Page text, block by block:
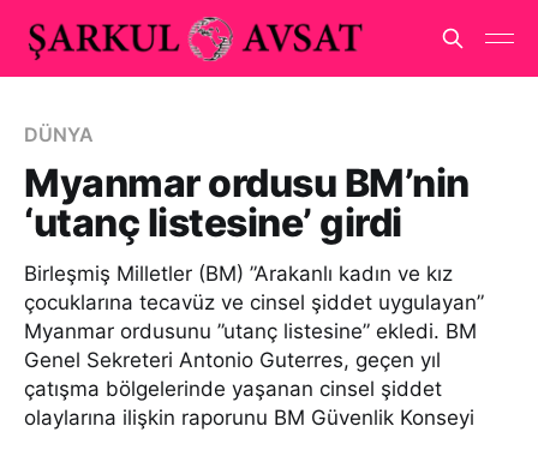
DÜNYA
Myanmar ordusu BM’nin
‘utanç listesine’ girdi
Birleşmiş Milletler (BM) ”Arakanlı kadın ve kız
çocuklarına tecavüz ve cinsel şiddet uygulayan”
Myanmar ordusunu ”utanç listesine” ekledi. BM
Genel Sekreteri Antonio Guterres, geçen yıl
çatışma bölgelerinde yaşanan cinsel şiddet
olaylarına ilişkin raporunu BM Güvenlik Konseyi